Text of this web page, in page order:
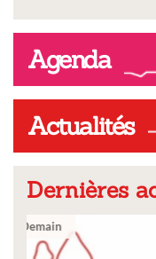
Agenda
Actualités
Dernières